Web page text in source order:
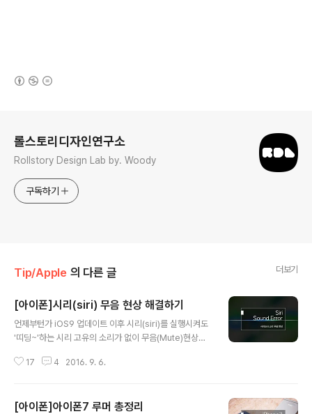
롤스토리디자인연구소
Rollstory Design Lab by. Woody
구독하기
Tip/Apple 의 다른 글 더보기
[아이폰]시리(siri) 무음 현상 해결하기
언제부턴가 iOS9 업데이트 이후 시리(siri)를 실행시켜도
'띠딩~'하는 시리 고유의 소리가 없이 무음(Mute)현상이
기곤 했습니다. 물론, 저도 그 에러(?)를 당했던 유저 중 하
해결해 보도록 하겠습니다. 우선, 시리(Siri)의 기본 상태를
17 4 2016. 9. 6.
[아이폰]아이폰7 루머 총정리